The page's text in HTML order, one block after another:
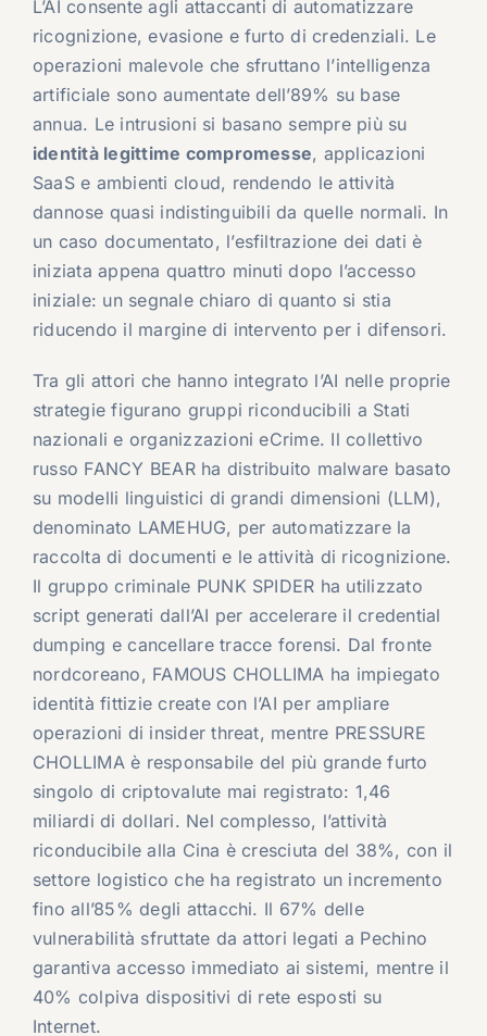
L’AI consente agli attaccanti di automatizzare
ricognizione, evasione e furto di credenziali. Le
operazioni malevole che sfruttano l’intelligenza
artificiale sono aumentate dell’89% su base
annua. Le intrusioni si basano sempre più su
identità legittime compromesse, applicazioni
SaaS e ambienti cloud, rendendo le attività
dannose quasi indistinguibili da quelle normali. In
un caso documentato, l’esfiltrazione dei dati è
iniziata appena quattro minuti dopo l’accesso
iniziale: un segnale chiaro di quanto si stia
riducendo il margine di intervento per i difensori.
Tra gli attori che hanno integrato l’AI nelle proprie
strategie figurano gruppi riconducibili a Stati
nazionali e organizzazioni eCrime. Il collettivo
russo FANCY BEARha distribuito malware basato
su modelli linguistici di grandi dimensioni (LLM),
denominato LAMEHUG, per automatizzare la
raccolta di documenti e le attività di ricognizione.
Il gruppo criminale PUNK SPIDER ha utilizzato
script generati dall’AI per accelerare il credential
dumping e cancellare tracce forensi. Dal fronte
nordcoreano, FAMOUS CHOLLIMA ha impiegato
identità fittizie create con l’AI per ampliare
operazioni di insider threat, mentre PRESSURE
CHOLLIMAè responsabile del più grande furto
singolo di criptovalute mai registrato: 1,46
miliardi di dollari. Nel complesso, l’attività
riconducibile alla Cina è cresciuta del 38%, con il
settore logistico che ha registrato un incremento
fino all’85% degli attacchi. Il 67% delle
vulnerabilità sfruttate da attori legati a Pechino
garantiva accesso immediato ai sistemi, mentre il
40% colpiva dispositivi di rete esposti su
Internet.